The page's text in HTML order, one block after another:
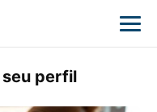
perfil